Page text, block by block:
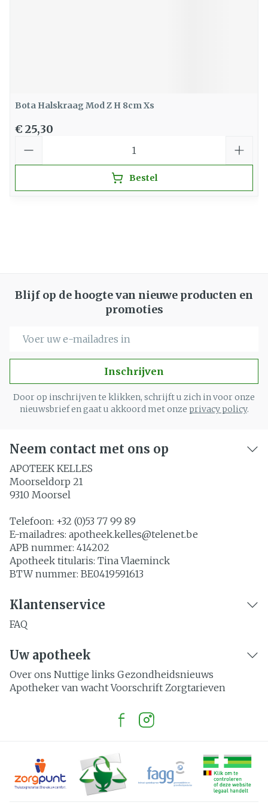
Bota Halskraag Mod Z H 8cm Xs
€ 25,30
Bestel
Blijf op de hoogte van nieuwe producten en
promoties
Inschrijven
Door op inschrijven te klikken, schrijft u zich in voor onze
nieuwsbrief en gaat u akkoord met onze privacy policy.
Neem contact met ons op
APOTEEK KELLES
Moorseldorp 21
9310 Moorsel
Telefoon: +32 (0)53 77 99 89
E-mailadres: apotheek.kelles@telenet.be
APB nummer: 414202
Apotheek titularis: Tina Vlaeminck
BTW nummer: BE0419591613
Klantenservice
FAQ
Uw apotheek
Over ons Nuttige links Gezondheidsnieuws
Apotheker van wacht Voorschrift Zorgtarieven